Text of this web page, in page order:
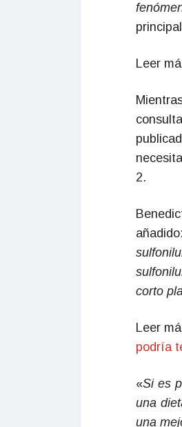
Leer
2.
corto
Leer
podría
«Si es
una
una